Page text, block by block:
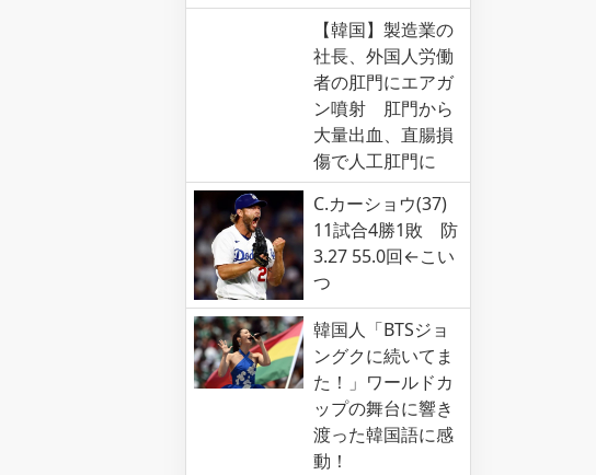
【韓国】製造業の
社長、外国人労働
者の肛門にエアガ
ン噴射 肛門から
大量出血、直腸損
傷で人工肛門に
C.カーショウ(37)
11試合4勝1敗 防
3.27 55.0回←こい
つ
韓国人「BTSジョ
ングクに続いてま
た！」ワールドカ
ップの舞台に響き
渡った韓国語に感
動！